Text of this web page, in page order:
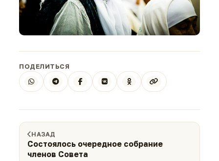
ПОДЕЛИТЬСЯ
НАЗАД
Состоялось очередное собрание
членов Совета